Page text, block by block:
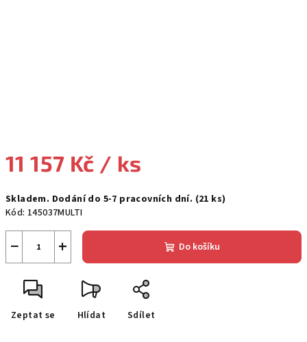
11 157 Kč / ks
cena:
Skladem. Dodání do 5-7 pracovních dní. (21 ks)
Kód: 145037MULTI
+
− Do košíku
Zeptat se Hlídat Sdílet